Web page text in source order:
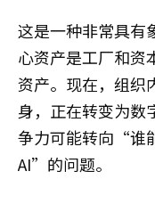
这是一种非常具有
心资产是工厂和资
资产。现在，组织
身，正在转变为数
争力可能转向“谁
AI”的问题。